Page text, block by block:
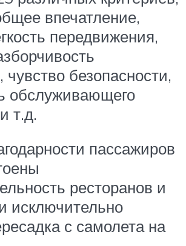
впечатление,
передвижения,
чувство безопасности,
обслуживающего
т.д.
пассажиров
ресторанов и
исключительно
с самолета на